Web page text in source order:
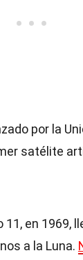
por la
satélite
11, en 1969,
a la Luna.